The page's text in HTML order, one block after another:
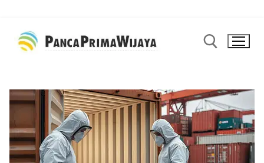
konten
Cari: